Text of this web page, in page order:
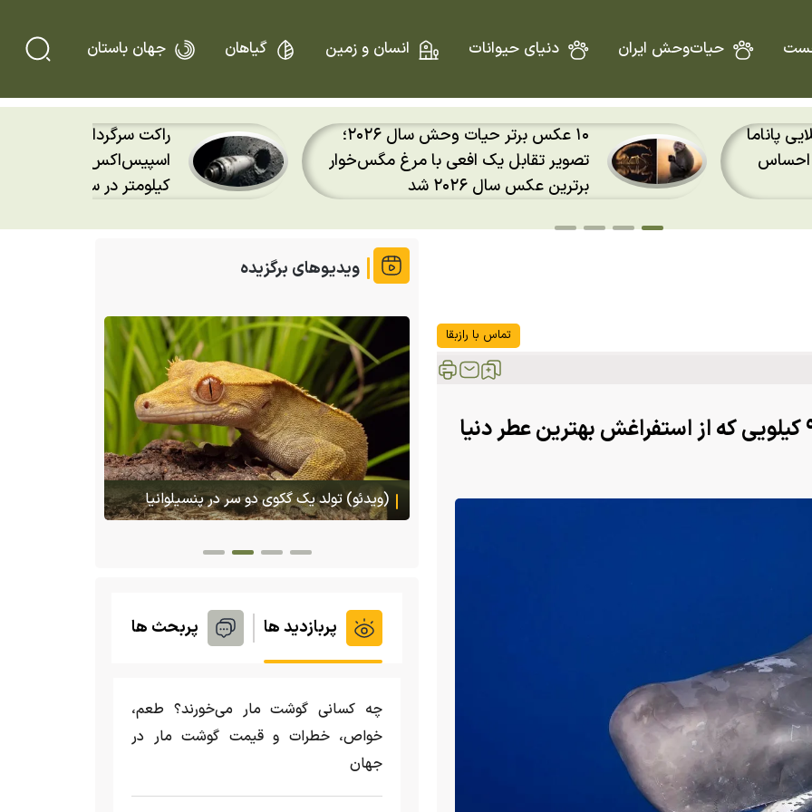
حیات‌وحش ایران دنیای حیوانات انسان و زمین گیاهان جهان باستان
پاناما
احساس
۱۰ عکس برتر حیات وحش سال ۲۰۲۶؛
تصویر تقابل یک افعی با مرغ مگس‌خوار
برترین عکس سال ۲۰۲۶ شد
کیلومتر در ساعت به ماه
تماس با رازبقا
نهنگ اسپرم یا عنبر؛ نهنگی با مغز ۹ کیلویی که از استفراغش بهترین عطر‌ دنیا
ویدیوهای برگزیده
یک فک
(ویدئو) تولد یک گکوی دو سر در پنسیلوانیا
هجوم یک بزمجه غول‌پیکر به یک سوپرمارکت در
تایلند
پربازدید ها پربحث ها
چه کسانی گوشت مار می‌خورند؟ طعم،
خواص، خطرات و قیمت گوشت مار در
جهان